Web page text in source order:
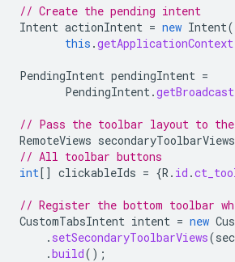
// Create the pending intent
Intent actionIntent = new Intent(
this .getApplicationContext
PendingIntent pendingIntent =
PendingIntent .getBroadcast
// Pass the toolbar layout to the
RemoteViews secondaryToolbarViews
// All toolbar buttons
int[] clickableIds = {R . id .
// Register the bottom toolbar
CustomTabsIntent intent = new
. setSecondaryToolbarViews(
.build();